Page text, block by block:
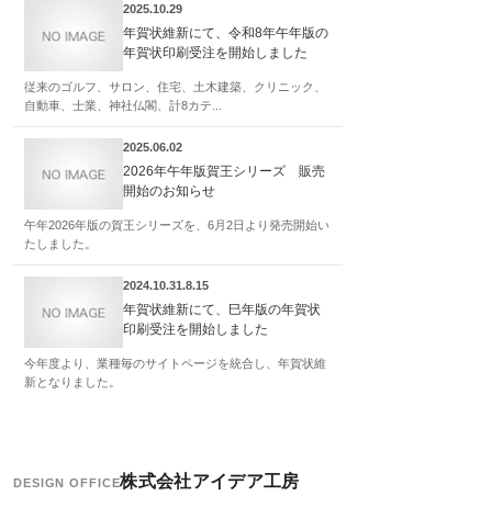
2025.10.29
年賀状維新にて、令和8年午年版の
年賀状印刷受注を開始しました
従来のゴルフ、サロン、住宅、土木建築、クリニック、
自動車、士業、神社仏閣、計8カテ...
2025.06.02
2026年午年版賀王シリーズ 販売
開始のお知らせ
午年2026年版の賀王シリーズを、6月2日より発売開始い
たしました。
2024.10.31.8.15
年賀状維新にて、巳年版の年賀状
印刷受注を開始しました
今年度より、業種毎のサイトページを統合し、年賀状維
新となりました。
DESIGN OFFICE株式会社アイデア工房